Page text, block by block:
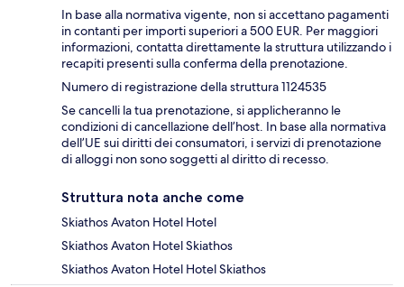
In base alla normativa vigente, non si accettano pagamenti
in contanti per importi superiori a 500 EUR. Per maggiori
informazioni, contatta direttamente la struttura utilizzando i
recapiti presenti sulla conferma della prenotazione.
Numero di registrazione della struttura 1124535
Se cancelli la tua prenotazione, si applicheranno le
condizioni di cancellazione dell’host. In base alla normativa
dell’UE sui diritti dei consumatori, i servizi di prenotazione
di alloggi non sono soggetti al diritto di recesso.
Struttura nota anche come
Skiathos Avaton Hotel Hotel
Skiathos Avaton Hotel Skiathos
Skiathos Avaton Hotel Hotel Skiathos